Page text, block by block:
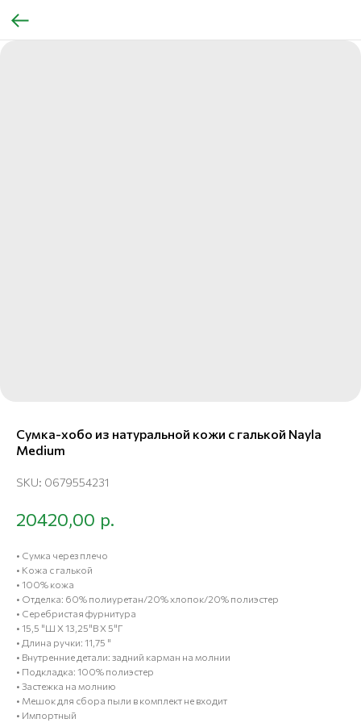
Сумка-хобо из натуральной кожи с галькой Nayla
Medium
SKU: 0679554231
20420,00 р.
• Сумка через плечо
• Кожа с галькой
• 100% кожа
• Отделка: 60% полиуретан/20% хлопок/20% полиэстер
• Серебристая фурнитура
• 15,5 "Ш X 13,25"В X 5"Г
• Длина ручки: 11,75 "
• Внутренние детали: задний карман на молнии
• Подкладка: 100% полиэстер
• Застежка на молнию
• Мешок для сбора пыли в комплект не входит
• Импортный